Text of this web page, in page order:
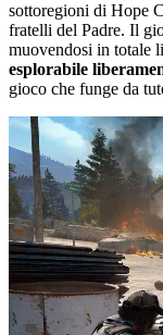
sottoregioni di Hope
fratelli del Padre. Il
muovendosi in totale
esplorabile
gioco che funge da